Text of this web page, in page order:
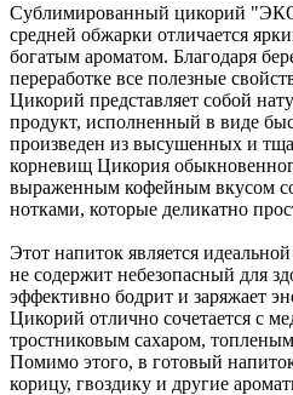
Сублимированный цикорий
средней обжарки отличается
богатым ароматом. Благодаря
переработке все полезные
Цикорий представляет собой
продукт, исполненный в виде
произведен из высушенных и
корневищ Цикория
выраженным кофейным вкусом
нотками, которые деликатно
Этот напиток является
не содержит небезопасный для
эффективно бодрит и заряжает
Цикорий отлично сочетается с
тростниковым сахаром,
Помимо этого, в готовый
корицу, гвоздику и другие